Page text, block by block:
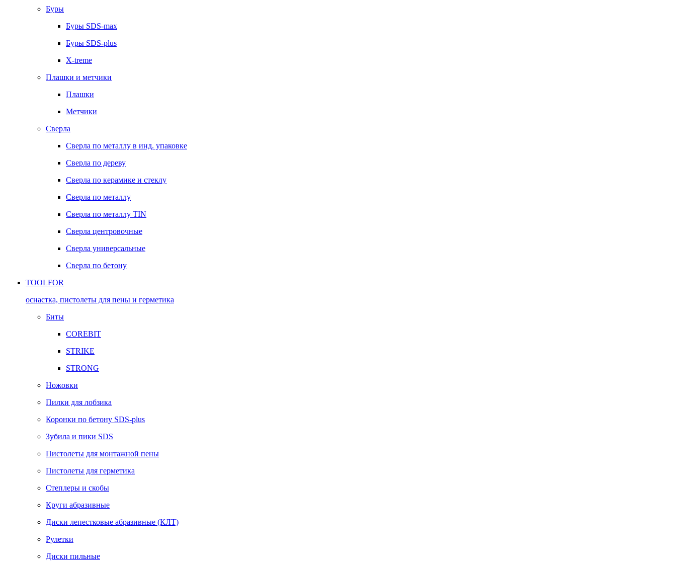
Буры
Буры SDS-max
Буры SDS-plus
X-treme
Плашки и метчики
Плашки
Метчики
Сверла
Сверла по металлу в инд. упаковке
Сверла по дереву
Сверла по керамике и стеклу
Сверла по металлу
Сверла по металлу TIN
Сверла центровочные
Сверла универсальные
Сверла по бетону
TOOLFOR
оснастка, пистолеты для пены и герметика
Биты
COREBIT
STRIKE
STRONG
Ножовки
Пилки для лобзика
Коронки по бетону SDS-plus
Зубила и пики SDS
Пистолеты для монтажной пены
Пистолеты для герметика
Степлеры и скобы
Круги абразивные
Диски лепестковые абразивные (КЛТ)
Рулетки
Диски пильные